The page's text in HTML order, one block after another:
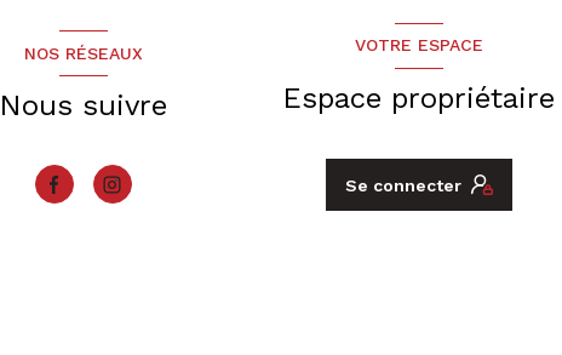
NOS RÉSEAUX
Nous suivre
VOTRE ESPACE
Espace propriétaire
Se connecter